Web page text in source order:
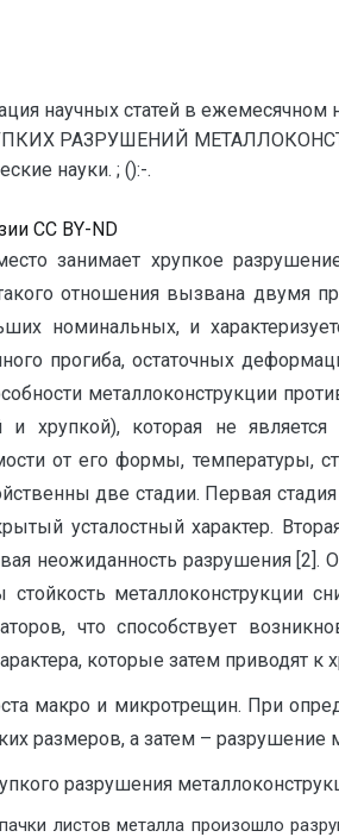
научных статей в ежемесячном
РАЗРУШЕНИЙ
науки. ; ():-.
CC BY-ND
занимает хрупкое
отношения вызвана двумя
номинальных, и
прогиба, остаточных
металлоконструкции
и хрупкой), которая не
от его формы, температуры,
две стадии. Первая
усталостный характер.
неожиданность разрушения
металлоконструкции
что способствует
которые затем приводят к
макро и микротрещин. При
размеров, а затем – разрушение
разрушения
листов металла произошло